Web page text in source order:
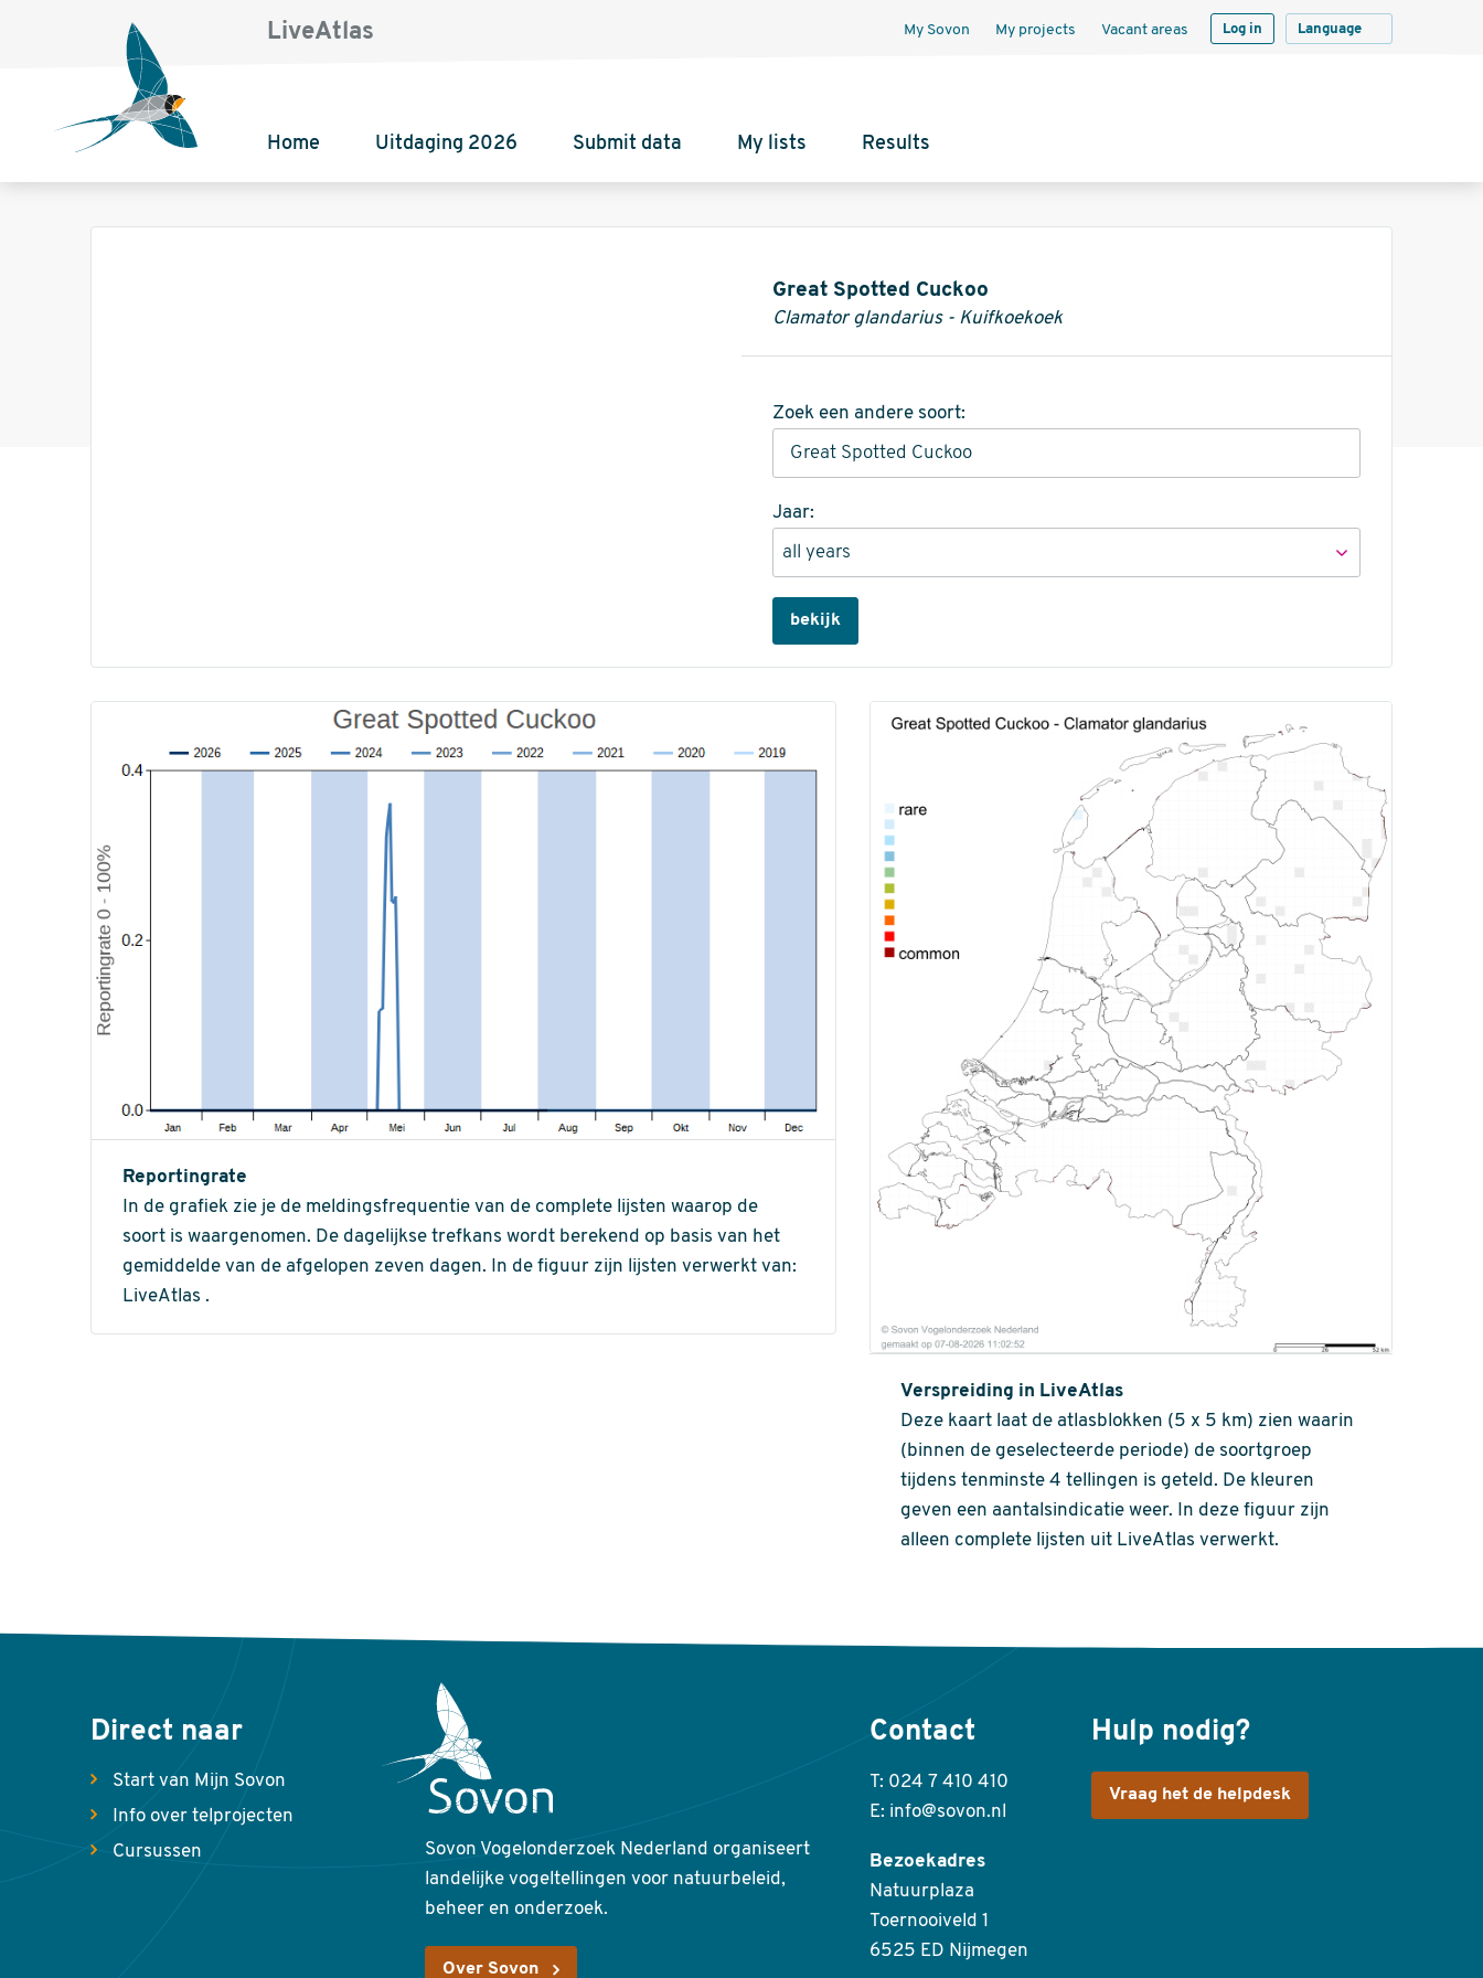
LiveAtlas My Sovon My projects Vacant areas Log in Language
Home Uitdaging 2026 Submit data My lists Results
Informatie
Great Spotted Cuckoo
Clamator glandarius - Kuifkoekoek
Zoek een andere soort:
Jaar:
bekijk
Reportingrate
In de grafiek zie je de meldingsfrequentie van de complete lijsten waarop de
soort is waargenomen. De dagelijkse trefkans wordt berekend op basis van het
gemiddelde van de afgelopen zeven dagen. In de figuur zijn lijsten verwerkt van:
LiveAtlas .
Verspreiding in LiveAtlas
Deze kaart laat de atlasblokken (5 x 5 km) zien waarin
(binnen de geselecteerde periode) de soortgroep
tijdens tenminste 4 tellingen is geteld. De kleuren
geven een aantalsindicatie weer. In deze figuur zijn
alleen complete lijsten uit LiveAtlas verwerkt.
Direct naar
Start van Mijn Sovon
Info over telprojecten
Cursussen
Sovon Vogelonderzoek Nederland organiseert
landelijke vogeltellingen voor natuurbeleid,
beheer en onderzoek.
Over Sovon
Contact
T: 024 7 410 410
E: info@sovon.nl
Bezoekadres
Natuurplaza
Toernooiveld 1
6525 ED Nijmegen
Hulp nodig?
Vraag het de helpdesk